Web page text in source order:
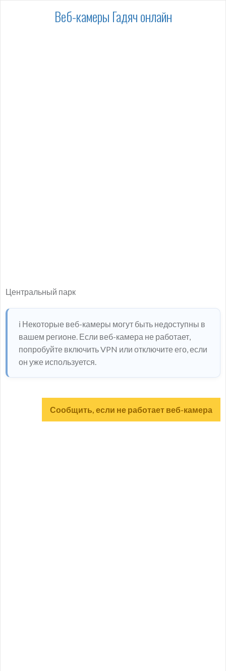
Веб-камеры Гадяч онлайн
Центральный парк
ℹ️ Некоторые веб-камеры могут быть недоступны в
вашем регионе. Если веб-камера не работает,
попробуйте включить VPN или отключите его, если
он уже используется.
Сообщить, если не работает веб-камера